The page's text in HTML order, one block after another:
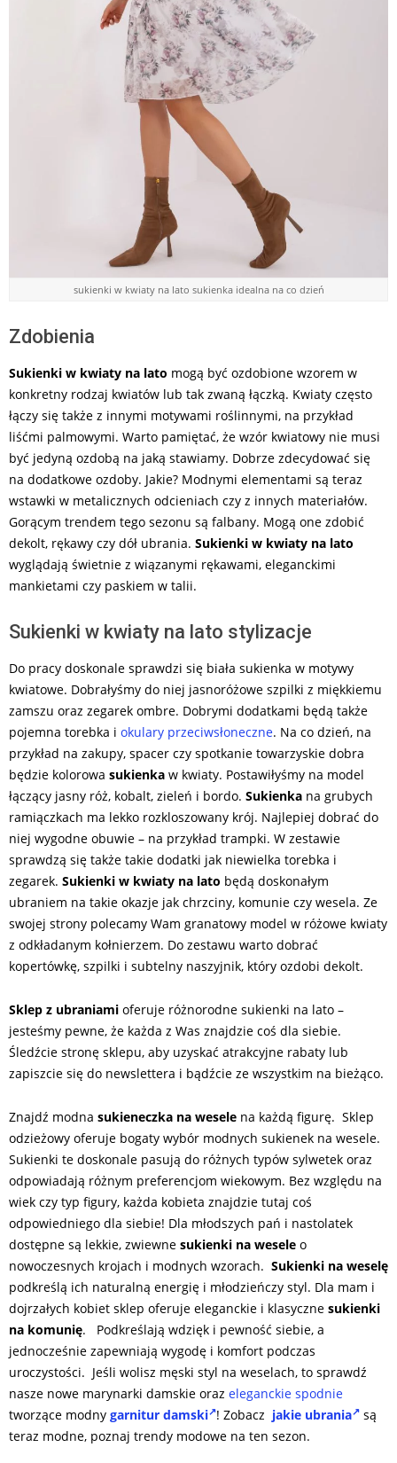
sukienki w kwiaty na lato sukienka idealna na co dzień
Zdobienia
Sukienki w kwiaty na lato mogą być ozdobione wzorem w
konkretny rodzaj kwiatów lub tak zwaną łączką. Kwiaty często
łączy się także z innymi motywami roślinnymi, na przykład
liśćmi palmowymi. Warto pamiętać, że wzór kwiatowy nie musi
być jedyną ozdobą na jaką stawiamy. Dobrze zdecydować się
na dodatkowe ozdoby. Jakie? Modnymi elementami są teraz
wstawki w metalicznych odcieniach czy z innych materiałów.
Gorącym trendem tego sezonu są falbany. Mogą one zdobić
dekolt, rękawy czy dół ubrania. Sukienki w kwiaty na lato
wyglądają świetnie z wiązanymi rękawami, eleganckimi
mankietami czy paskiem w talii.
Sukienki w kwiaty na lato stylizacje
Do pracy doskonale sprawdzi się biała sukienka w motywy
kwiatowe. Dobrałyśmy do niej jasnoróżowe szpilki z miękkiemu
zamszu oraz zegarek ombre. Dobrymi dodatkami będą także
pojemna torebka i okulary przeciwsłoneczne. Na co dzień, na
przykład na zakupy, spacer czy spotkanie towarzyskie dobra
będzie kolorowa sukienka w kwiaty. Postawiłyśmy na model
łączący jasny róż, kobalt, zieleń i bordo. Sukienka na grubych
ramiączkach ma lekko rozkloszowany krój. Najlepiej dobrać do
niej wygodne obuwie – na przykład trampki. W zestawie
sprawdzą się także takie dodatki jak niewielka torebka i
zegarek. Sukienki w kwiaty na lato będą doskonałym
ubraniem na takie okazje jak chrzciny, komunie czy wesela. Ze
swojej strony polecamy Wam granatowy model w różowe kwiaty
z odkładanym kołnierzem. Do zestawu warto dobrać
kopertówkę, szpilki i subtelny naszyjnik, który ozdobi dekolt.
Sklep z ubraniami oferuje różnorodne sukienki na lato –
jesteśmy pewne, że każda z Was znajdzie coś dla siebie.
Śledźcie stronę sklepu, aby uzyskać atrakcyjne rabaty lub
zapiszcie się do newslettera i bądźcie ze wszystkim na bieżąco.
Znajdź modna sukieneczka na wesele na każdą figurę. Sklep
odzieżowy oferuje bogaty wybór modnych sukienek na wesele.
Sukienki te doskonale pasują do różnych typów sylwetek oraz
odpowiadają różnym preferencjom wiekowym. Bez względu na
wiek czy typ figury, każda kobieta znajdzie tutaj coś
odpowiedniego dla siebie! Dla młodszych pań i nastolatek
dostępne są lekkie, zwiewne sukienki na wesele o
nowoczesnych krojach i modnych wzorach. Sukienki na weselę
podkreślą ich naturalną energię i młodzieńczy styl. Dla mam i
dojrzałych kobiet sklep oferuje eleganckie i klasyczne sukienki
na komunię.
Podkreślają wdzięk i pewność siebie, a
jednocześnie zapewniają wygodę i komfort podczas
uroczystości. Jeśli wolisz męski styl na weselach, to sprawdź
nasze nowe marynarki damskie oraz eleganckie spodnie
tworzące modny garnitur damski ! Zobacz jakie ubrania
są
teraz modne, poznaj trendy modowe na ten sezon.